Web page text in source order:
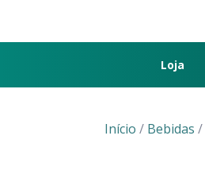
Loja
Início / Bebidas /